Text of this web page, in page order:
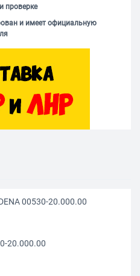
проверке
и имеет официальную
00530-20.000.00
20.000.00